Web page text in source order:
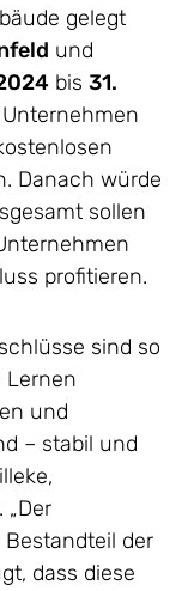
gelegt
und
bis 31.
Danach würde
sollen
profitieren.
sind so
Lernen
und
– stabil und
der
dass diese